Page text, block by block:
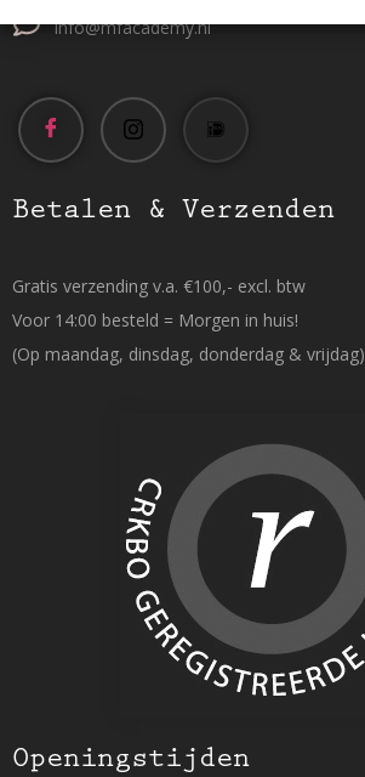
info@mfacademy.nl
Betalen & Verzenden
Gratis verzending v.a. €100,- excl. btw
Voor 14:00 besteld = Morgen in huis!
(Op maandag, dinsdag, donderdag & vrijdag)
Openingstijden